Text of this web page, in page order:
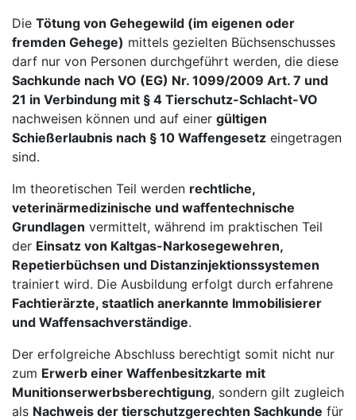
Die Tötung von Gehegewild (im eigenen oder
fremden Gehege) mittels gezielten Büchsenschusses
darf nur von Personen durchgeführt werden, die diese
Sachkunde nach VO (EG) Nr. 1099/2009 Art. 7 und
21 in Verbindung mit § 4 Tierschutz-Schlacht-VO
nachweisen können und auf einer gültigen
Schießerlaubnis nach § 10 Waffengesetz eingetragen
sind.
Im theoretischen Teil werden rechtliche,
veterinärmedizinische und waffentechnische
Grundlagen vermittelt, während im praktischen Teil
der Einsatz von Kaltgas-Narkosegewehren,
Repetierbüchsen und Distanzinjektionssystemen
trainiert wird. Die Ausbildung erfolgt durch erfahrene
Fachtierärzte, staatlich anerkannte Immobilisierer
und Waffensachverständige.
Der erfolgreiche Abschluss berechtigt somit nicht nur
zum Erwerb einer Waffenbesitzkarte mit
Munitionserwerbsberechtigung, sondern gilt zugleich
als Nachweis der tierschutzgerechten Sachkunde für